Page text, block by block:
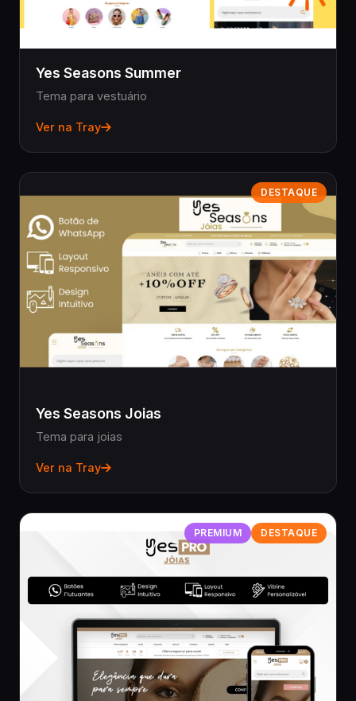
Yes Seasons Summer
Tema para vestuário
Ver na Tray
DESTAQUE
Yes Seasons Joias
Tema para joias
Ver na Tray
PREMIUM DESTAQUE